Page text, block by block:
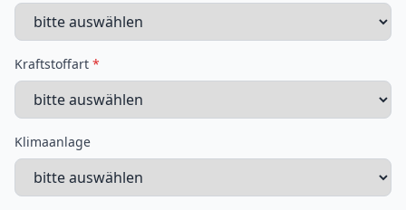
Kraftstoffart *
Klimaanlage